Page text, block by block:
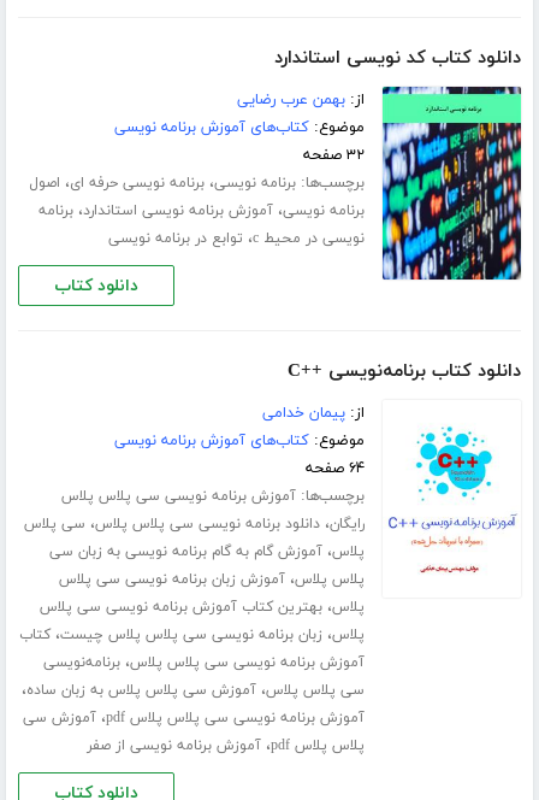
دانلود کتاب کد نویسی استاندارد
از:بهمن عرب رضایی
موضوع:کتاب‌های آموزش برنامه نویسی
۳۲ صفحه
برچسب‌ها:برنامه نویسی،برنامه نویسی حرفه ای، اصول
برنامه نویسی،آموزش برنامه نویسی استاندارد،برنامه
نویسی در محیط c ، توابع در برنامه نویسی
دانلود کتاب
دانلود کتاب برنامه‌نویسی ++C
از:پیمان خدامی
موضوع:کتاب‌های آموزش برنامه نویسی
۶۴ صفحه
برچسب‌ها:آموزش برنامه نویسی سی پلاس پلاس
رایگان،دانلود برنامه نویسی سی پلاس پلاس، سی پلاس
پلاس،آموزش گام به گام برنامه نویسی به زبان سی
پلاس پلاس،آموزش زبان برنامه نویسی سی پلاس
پلاس،بهترین کتاب آموزش برنامه نویسی سی پلاس
پلاس، زبان برنامه نویسی سی پلاس پلاس چیست،کتاب
آموزش برنامه نویسی سی پلاس پلاس،برنامه‌نویسی
سی پلاس پلاس،آموزش سی پلاس پلاس به زبان ساده،
آموزش برنامه نویسی سی پلاس پلاس pdf ،آموزش سی
پلاس پلاس pdf
،آموزش برنامه نویسی از صفر
دانلود کتاب